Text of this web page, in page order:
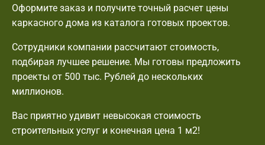
Оформите заказ и получите точный расчет цены
каркасного дома из каталога готовых проектов.
Сотрудники компании рассчитают стоимость,
подбирая лучшее решение. Мы готовы предложить
проекты от 500 тыс. Рублей до нескольких
миллионов.
Вас приятно удивит невысокая стоимость
строительных услуг и конечная цена 1 м2!